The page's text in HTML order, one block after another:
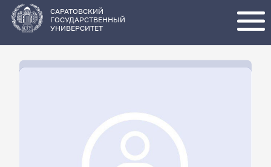
основному
содержанию
САРАТОВСКИЙ
ГОСУДАРСТВЕННЫЙ
УНИВЕРСИТЕТ